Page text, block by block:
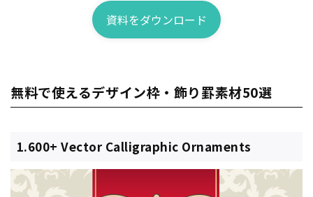
資料をダウンロード
無料で使えるデザイン枠・飾り罫素材50選
1.600+ Vector Calligraphic Ornaments